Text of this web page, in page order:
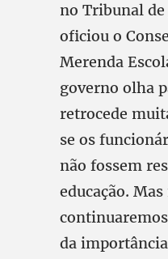
no Tribunal de
oficiou o
Merenda
governo olha
retrocede
se os
não fossem
educação. Mas
da